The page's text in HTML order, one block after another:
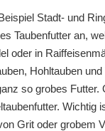
Stadt- und
Taubenfutter an,
oder in
Hohltauben und
so grobes Futter.
Wichtig
Grit oder grobem